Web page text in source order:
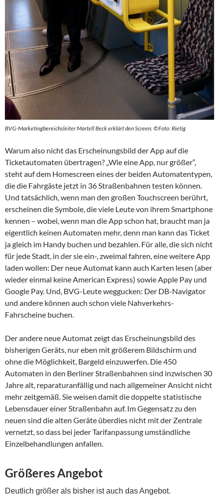
BVG-Marketingbereichsleiter Martell Beck erklärt den Screen. ©Foto: Rietig
Warum also nicht das Erscheinungsbild der App auf die
Ticketautomaten übertragen? „Wie eine App, nur größer“,
steht auf dem Homescreen eines der beiden Automatentypen,
die die Fahrgäste jetzt in 36 Straßenbahnen testen können.
Und tatsächlich, wenn man den großen Touchscreen berührt,
erscheinen die Symbole, die viele Leute von ihrem Smartphone
kennen – wobei, wenn man die App schon hat, braucht man ja
eigentlich keinen Automaten mehr, denn man kann das Ticket
ja gleich im Handy buchen und bezahlen. Für alle, die sich nicht
für jede Stadt, in der sie ein-, zweimal fahren, eine weitere App
laden wollen: Der neue Automat kann auch Karten lesen (aber
wieder einmal keine American Express) sowie Apple Pay und
Google Pay. Und, BVG-Leute weggucken: Der DB-Navigator
und andere können auch schon viele Nahverkehrs-
Fahrscheine buchen.
Der andere neue Automat zeigt das Erscheinungsbild des
bisherigen Geräts, nur eben mit größerem Bildschirm und
ohne die Möglichkeit, Bargeld einzuwerfen. Die 450
Automaten in den Berliner Straßenbahnen sind inzwischen 30
Jahre alt, reparaturanfällig und nach allgemeiner Ansicht nicht
mehr zeitgemäß. Sie weisen damit die doppelte statistische
Lebensdauer einer Straßenbahn auf. Im Gegensatz zu den
neuen sind die alten Geräte überdies nicht mit der Zentrale
vernetzt, so dass bei jeder Tarifanpassung umständliche
Einzelbehandlungen anfallen.
Größeres Angebot
Deutlich größer als bisher ist auch das Angebot.